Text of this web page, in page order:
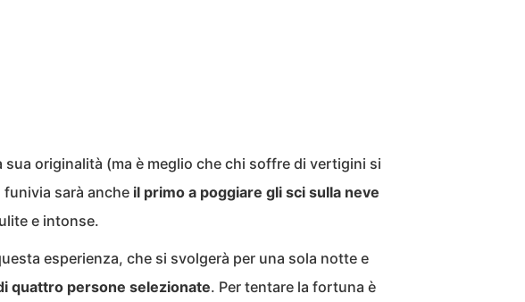
sua originalità (ma è meglio che chi soffre di vertigini si
sarà anche il primo a poggiare gli sci sulla neve
e intonse.
esperienza, che si svolgerà per una sola notte e
quattro persone selezionate. Per tentare la fortuna è